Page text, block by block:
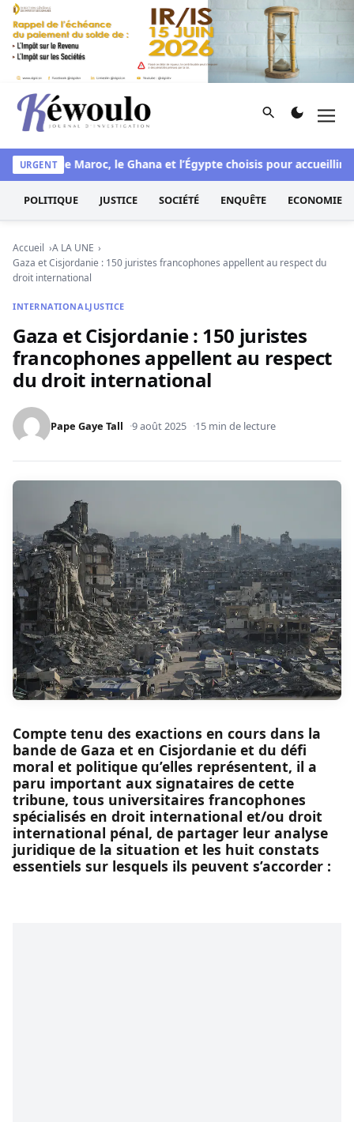
Aller au contenu
Kéwoulo, le premier site d'information et d'investigation
Rechercher
URGENT
: le Maroc, le Ghana et l’Égypte choisis pour accueillir les
POLITIQUE JUSTICE SOCIÉTÉ ENQUÊTE ECONOMIE
Accueil
A LA UNE
Gaza et Cisjordanie : 150 juristes francophones appellent au respect du
droit international
INTERNATIONALJUSTICE
Gaza et Cisjordanie : 150 juristes
francophones appellent au respect
du droit international
Pape Gaye Tall 9 août 2025 15 min de lecture
Compte tenu des exactions en cours dans la
bande de Gaza et en Cisjordanie et du défi
moral et politique qu’elles représentent, il a
paru important aux signataires de cette
tribune, tous universitaires francophones
spécialisés en droit international et/ou droit
international pénal, de partager leur analyse
juridique de la situation et les huit constats
essentiels sur lesquels ils peuvent s’accorder :